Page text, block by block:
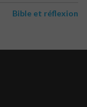
Bible et réflexion